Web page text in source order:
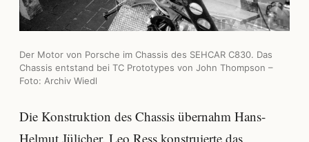
Der Motor von Porsche im Chassis des SEHCAR C830. Das
Chassis entstand bei TC Prototypes von John Thompson –
Foto: Archiv Wiedl
Die Konstruktion des Chassis übernahm Hans-
Helmut Jülicher. Leo Ress konstruierte das